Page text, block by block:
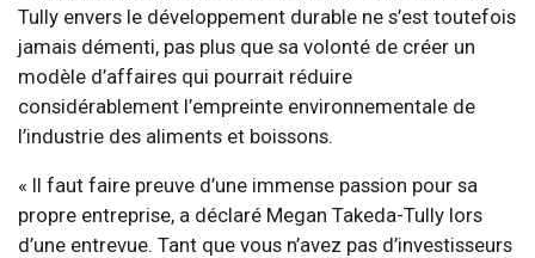
Tully envers le développement durable ne s’est toutefois
jamais démenti, pas plus que sa volonté de créer un
modèle d’affaires qui pourrait réduire
considérablement l’empreinte environnementale de
l’industrie des aliments et boissons.
« Il faut faire preuve d’une immense passion pour sa
propre entreprise, a déclaré Megan Takeda-Tully lors
d’une entrevue. Tant que vous n’avez pas d’investisseurs